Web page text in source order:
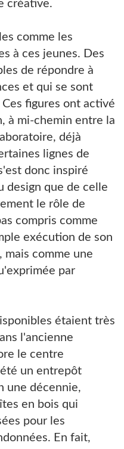
créative.
comme les
à ces jeunes. Des
de répondre à
et qui se sont
figures ont activé
à mi-chemin entre la
déjà
lignes de
donc inspiré
design que de celle
le rôle de
compris comme
exécution de son
mais comme une
par
étaient très
l'ancienne
le centre
un entrepôt
une décennie,
en bois qui
pour les
En fait,